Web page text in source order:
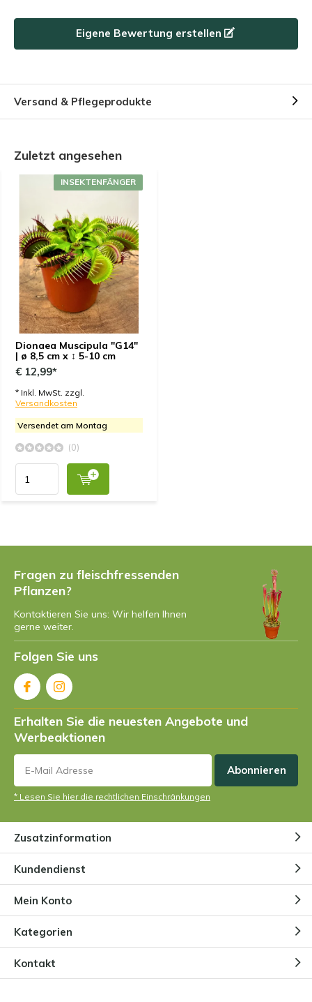
Eigene Bewertung erstellen
Versand & Pflegeprodukte
Zuletzt angesehen
Dionaea Muscipula "G14"
| ø 8,5 cm x ↕ 5-10 cm
INSEKTENFÄNGER
€ 12,99*
* Inkl. MwSt. zzgl.
Versandkosten
Versendet am Montag
(0)
Fragen zu fleischfressenden
Pflanzen?
Kontaktieren Sie uns: Wir helfen Ihnen
gerne weiter.
Folgen Sie uns
Erhalten Sie die neuesten Angebote und
Werbeaktionen
Abonnieren
* Lesen Sie hier die rechtlichen Einschränkungen
Zusatzinformation
Kundendienst
Mein Konto
Kategorien
Kontakt